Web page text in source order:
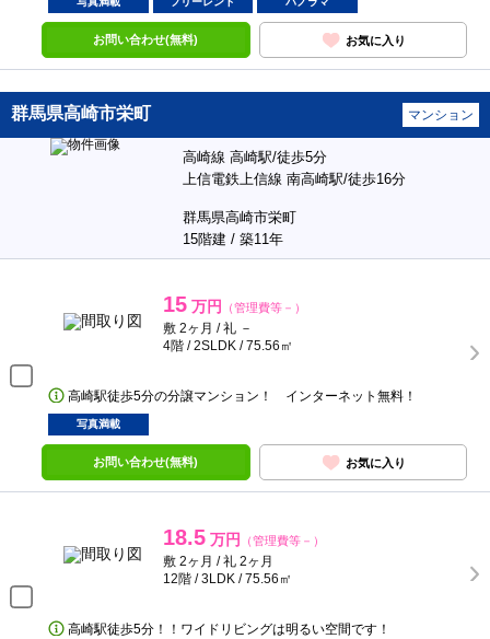
お問い合わせ(無料) お気に入り
群馬県高崎市栄町 マンション
高崎線 高崎駅/徒歩5分
上信電鉄上信線 南高崎駅/徒歩16分
群馬県高崎市栄町
15階建 / 築11年
15 万円 （管理費等－）
敷 2ヶ月 / 礼 －
4階 / 2SLDK / 75.56㎡
高崎駅徒歩5分の分譲マンション！ インターネット無料！
写真満載
お問い合わせ(無料) お気に入り
18.5 万円 （管理費等－）
敷 2ヶ月 / 礼 2ヶ月
12階 / 3LDK / 75.56㎡
高崎駅徒歩5分！！ワイドリビングは明るい空間です！